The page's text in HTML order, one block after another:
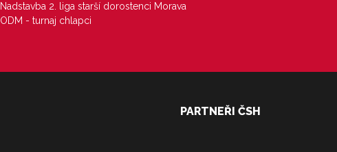
Nadstavba 2. liga starší dorostenci Morava
ODM - turnaj chlapci
PARTNEŘI ČSH